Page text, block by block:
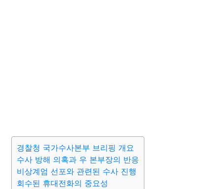
경찰청 국가수사본부 브리핑 개요
수사 방해 의혹과 우 본부장의 반응
비상계엄 선포와 관련된 수사 진행
회수된 휴대전화의 중요성